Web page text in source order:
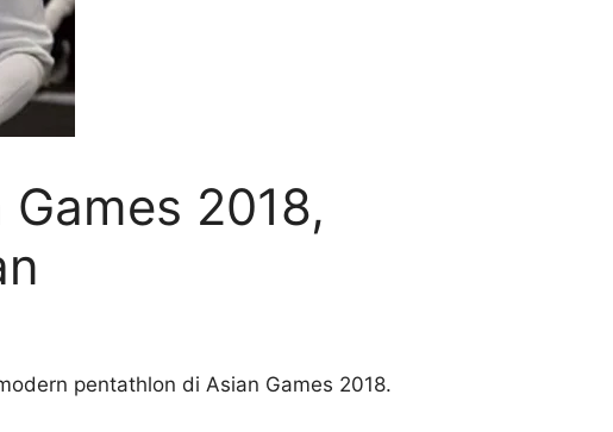
2018,
pentathlon di Asian Games 2018.